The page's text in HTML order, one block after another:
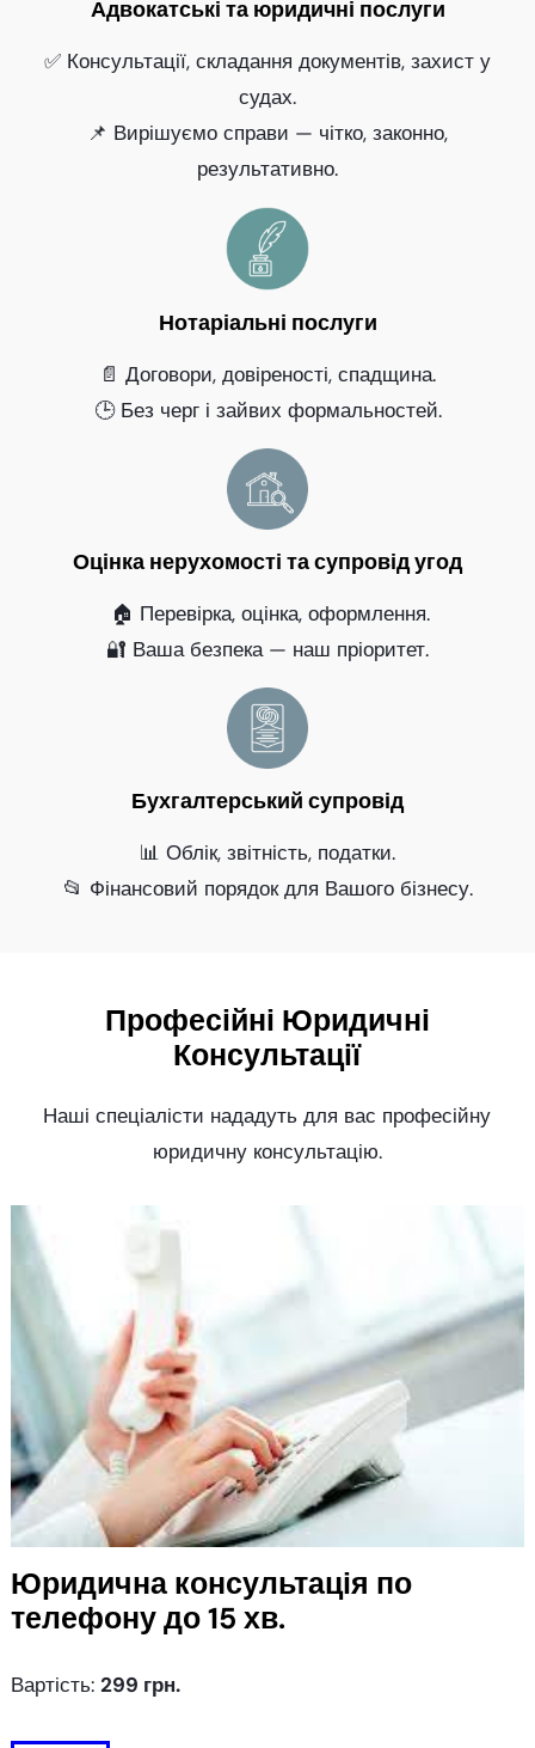
Адвокатські та юридичні послуги
✅ Консультації, складання документів, захист у
судах.
📌 Вирішуємо справи — чітко, законно,
результативно.
Нотаріальні послуги
📄 Договори, довіреності, спадщина.
🕒 Без черг і зайвих формальностей.
Оцінка нерухомості та супровід угод
🏠 Перевірка, оцінка, оформлення.
🔐 Ваша безпека — наш пріоритет.
Бухгалтерський супровід
📊 Облік, звітність, податки.
📂 Фінансовий порядок для Вашого бізнесу.
Професійні Юридичні
Консультації
Наші спеціалісти нададуть для вас професійну
юридичну консультацію.
Юридична консультація по
телефону до 15 хв.
Вартість: 299 грн.